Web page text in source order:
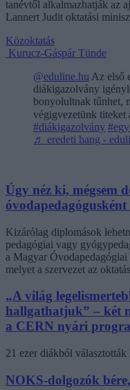
tanévtől alkalmazhatják az
Lannert Judit oktatási
Közoktatás
Kurucz-Gáspár Tünde
@eduline.hu Az első
diákigazolvány
bonyolultnak tűnhet,
végigvezetünk titeket
#diákigazolvány
♬ eredeti hang -
Úgy néz ki, mégsem
Kizárólag diplomások
pedagógiai vagy
a Magyar
melyet a szervezet az
„A világ
hallgathatjuk” – két
a CERN nyári
21 ezer diákból
NOKS-dolgozók